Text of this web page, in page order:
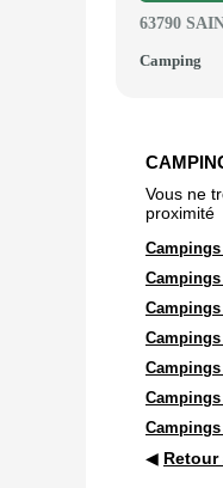
63790
Camping
Vous ne
proximité
Campings
◀ Retour